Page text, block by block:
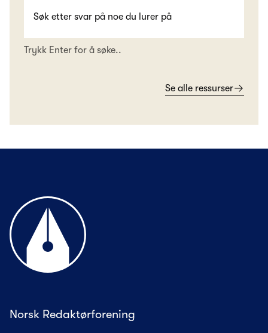
Trykk Enter for å søke..
Se alle ressurser
Til forsiden
Norsk Redaktørforening